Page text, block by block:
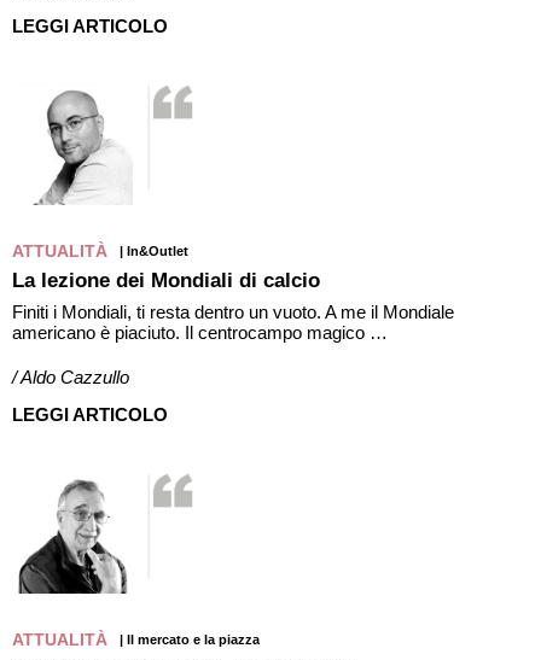
LEGGI ARTICOLO
ATTUALITÀ | In&Outlet
La lezione dei Mondiali di calcio
Finiti i Mondiali, ti resta dentro un vuoto. A me il Mondiale
americano è piaciuto. Il centrocampo magico …
/ Aldo Cazzullo
LEGGI ARTICOLO
ATTUALITÀ | Il mercato e la piazza